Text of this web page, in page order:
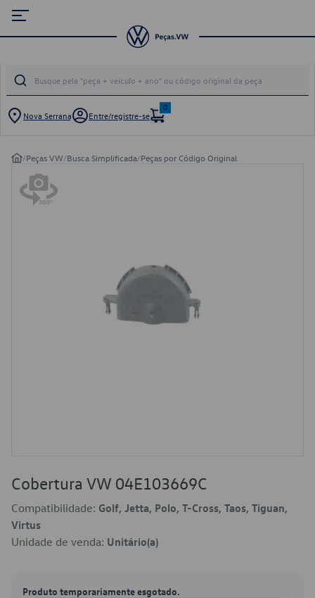
Nova Serrana Entre/registre-se
0
/Peças VW/Busca Simplificada/Peças por Código Original
Cobertura VW 04E103669C
Compatibilidade: Golf, Jetta, Polo, T-Cross, Taos, Tiguan,
Virtus
Unidade de venda: Unitário(a)
Produto temporariamente esgotado.